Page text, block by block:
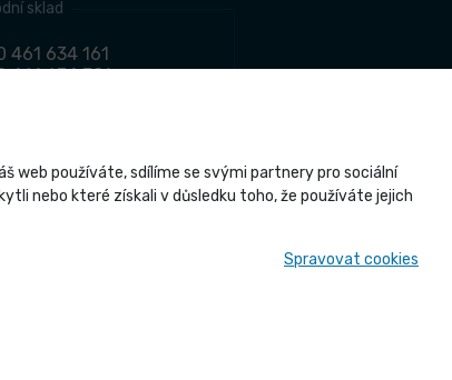
sklad
461 634 161
461 634 381
web používáte, sdílíme se svými partnery pro sociální
nebo které získali v důsledku toho, že používáte jejich
Spravovat cookies